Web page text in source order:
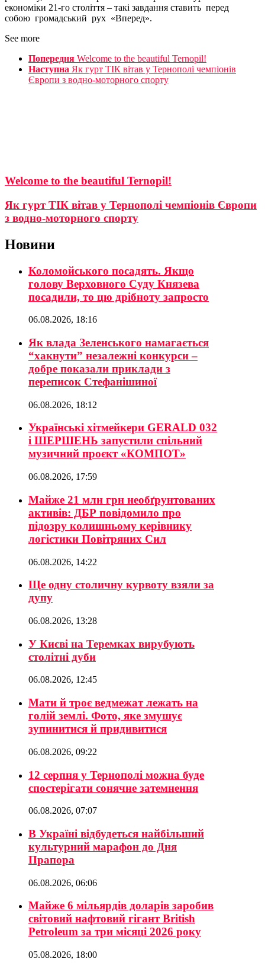
економіки 21-го століття – такі завдання ставить перед
собою громадський рух «Вперед».
See more
Попередня Welcome to the beautiful Ternopil!
Наступна Як гурт ТІК вітав у Тернополі чемпіонів
Європи з водно-моторного спорту
Welcome to the beautiful Ternopil!
Як гурт ТІК вітав у Тернополі чемпіонів Європи
з водно-моторного спорту
Новини
Коломойського посадять. Якщо
голову Верховного Суду Князева
посадили, то цю дрібноту запросто
06.08.2026, 18:16
Як влада Зеленського намагається
“хакнути” незалежні конкурси –
добре показали приклади з
переписок Стефанішиної
06.08.2026, 18:12
Українські хітмейкери GERALD 032
і ШЕРШЕНЬ запустили спільний
музичний проєкт «КОМПОТ»
06.08.2026, 17:59
Майже 21 млн грн необґрунтованих
активів: ДБР повідомило про
підозру колишньому керівнику
логістики Повітряних Сил
06.08.2026, 14:22
Ще одну столичну курвоту взяли за
дупу
06.08.2026, 13:28
У Києві на Теремках вирубують
столітні дуби
06.08.2026, 12:45
Мати й троє ведмежат лежать на
голій землі. Фото, яке змушує
зупинитися й придивитися
06.08.2026, 09:22
12 серпня у Тернополі можна буде
спостерігати сонячне затемнення
06.08.2026, 07:07
В Україні відбудеться найбільший
культурний марафон до Дня
Прапора
06.08.2026, 06:06
Майже 6 мільярдів доларів заробив
світовий нафтовий гігант British
Petroleum за три місяці 2026 року
05.08.2026, 18:00